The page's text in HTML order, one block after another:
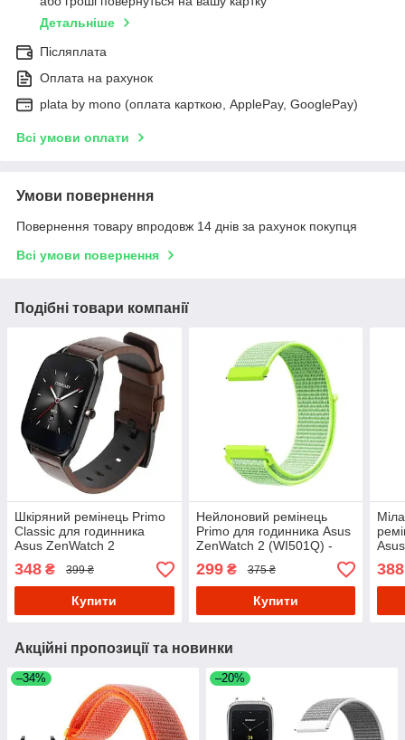
Детальніше
Післяплата
Оплата на рахунок
plata by mono (оплата карткою, ApplePay, GooglePay)
Всі умови оплати
Умови повернення
Повернення товару впродовж 14 днів за рахунок покупця
Всі умови повернення
Подібні товари компанії
Шкіряний ремінець Primo
Classic для годинника
Asus ZenWatch 2
(WI501Q) - Coffee
348 ₴ 399 ₴
Купити
Нейлоновий ремінець
Primo для годинника Asus
ZenWatch 2 (WI501Q) -
Lime
299₴ 375 ₴
Купити
388
Акційні пропозиції та новинки
–34% –20%